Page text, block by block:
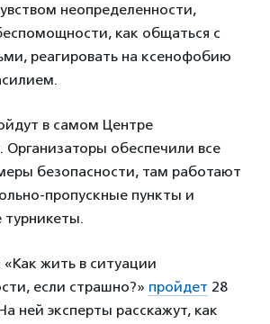
неопределенности,
как общаться с
реагировать на ксенофобию
в самом Центре
Организаторы обеспечили все
безопасности, там работают
пропускные пункты и
турникеты.
«Как жить в ситуации
если страшно?» пройдет 28
ней эксперты расскажут, как